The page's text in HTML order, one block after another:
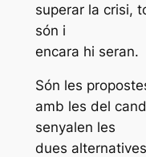
superar la crisi,
són i
encara hi seran.
Són les
amb les del
senyalen les
dues